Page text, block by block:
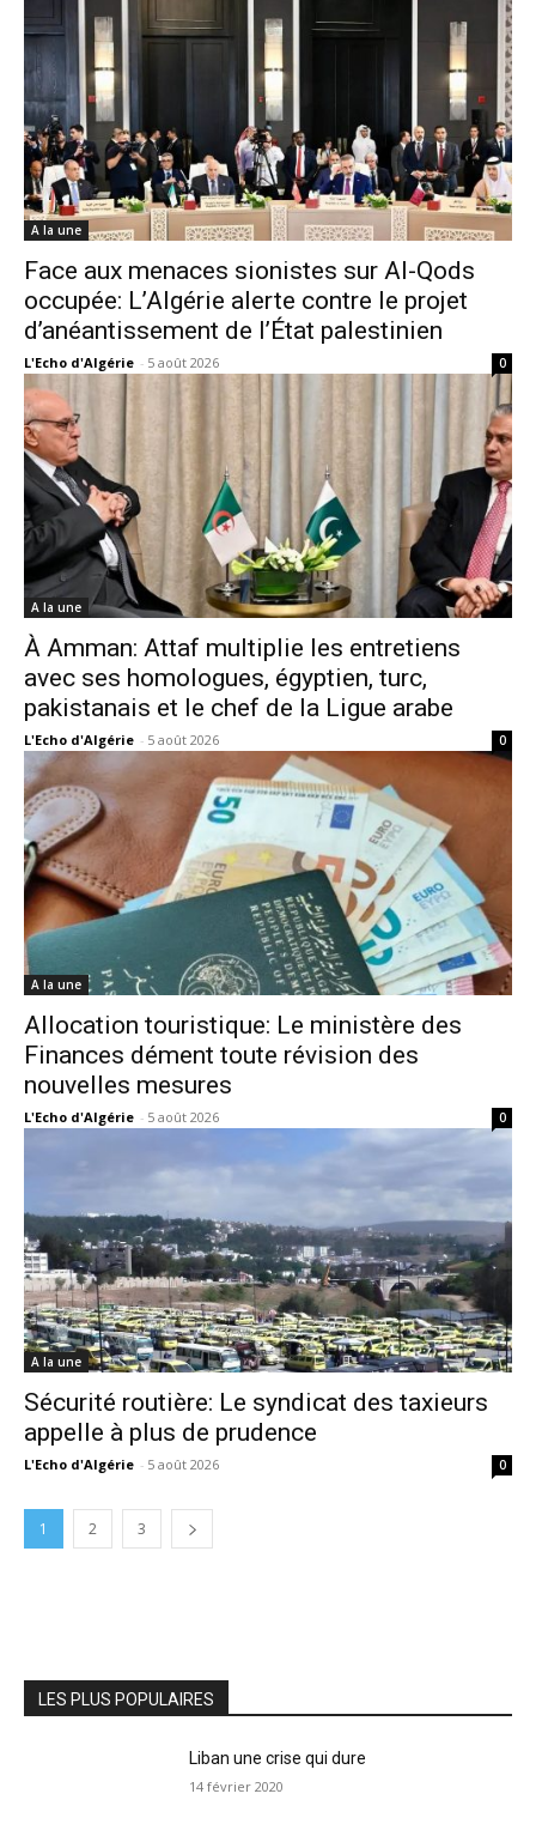
A la une
Face aux menaces sionistes sur Al-Qods
occupée: L’Algérie alerte contre le projet
d’anéantissement de l’État palestinien
L'Echo d'Algérie - 5 août 2026 0
A la une
À Amman: Attaf multiplie les entretiens
avec ses homologues, égyptien, turc,
pakistanais et le chef de la Ligue arabe
L'Echo d'Algérie - 5 août 2026 0
A la une
Allocation touristique: Le ministère des
Finances dément toute révision des
nouvelles mesures
L'Echo d'Algérie - 5 août 2026 0
A la une
Sécurité routière: Le syndicat des taxieurs
appelle à plus de prudence
L'Echo d'Algérie - 5 août 2026 0
1 2 3
LES PLUS POPULAIRES
Liban une crise qui dure
14 février 2020